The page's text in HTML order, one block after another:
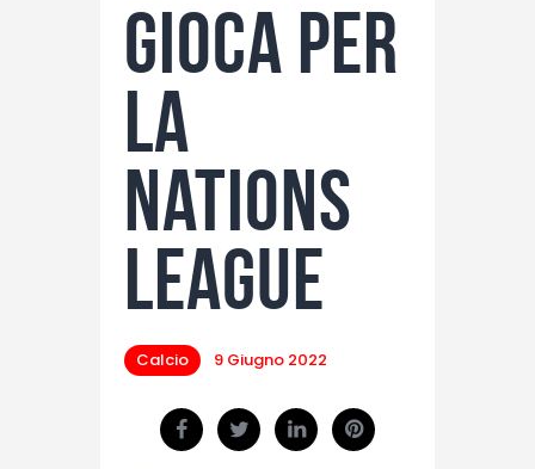
gioca per
la
Nations
League
Calcio 9 Giugno 2022